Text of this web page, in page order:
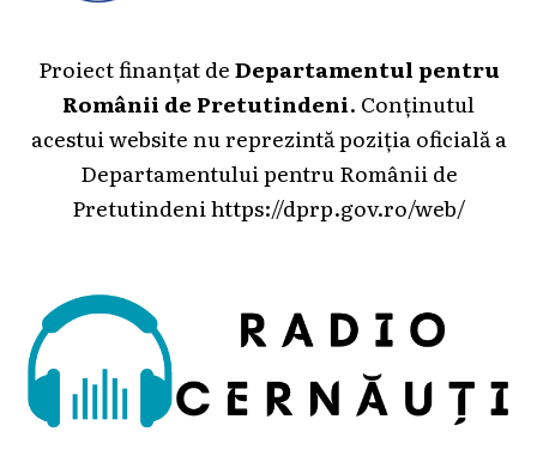
Proiect finanțat deDepartamentul pentru
Românii de Pretutindeni. Conținutul
acestui website nu reprezintă poziția oficială a
Departamentului pentru Românii de
Pretutindeni https://dprp.gov.ro/web/